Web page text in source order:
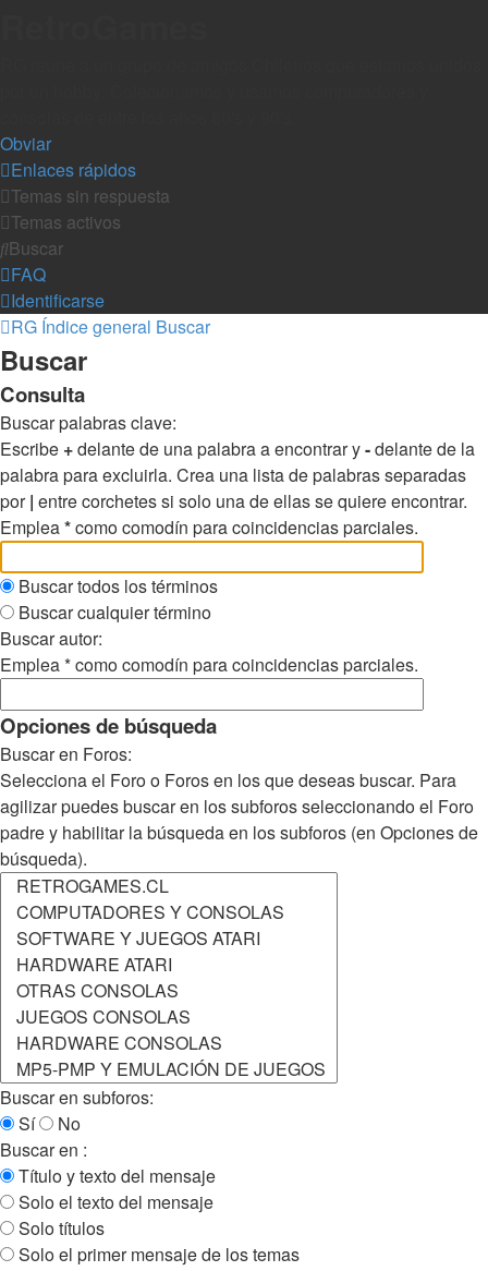
Obviar
Enlaces rápidos
Temas sin respuesta
Temas activos
Buscar
FAQ
Identificarse
RG Índice general Buscar
Buscar
Consulta
Buscar palabras clave:
Escribe +delante de una palabra a encontrar y-delante de la
palabra para excluirla. Crea una lista de palabras separadas
por| entre corchetes si solo una de ellas se quiere encontrar.
Emplea*como comodín para coincidencias parciales.
Buscar todos los términos
Buscar cualquier término
Buscar autor:
Emplea * como comodín para coincidencias parciales.
Opciones de búsqueda
Buscar en Foros:
Selecciona el Foro o Foros en los que deseas buscar. Para
agilizar puedes buscar en los subforos seleccionando el Foro
padre y habilitar la búsqueda en los subforos (en Opciones de
búsqueda).
Buscar en subforos:
Sí
No
Buscar en :
Título y texto del mensaje
Solo el texto del mensaje
Solo títulos
Solo el primer mensaje de los temas